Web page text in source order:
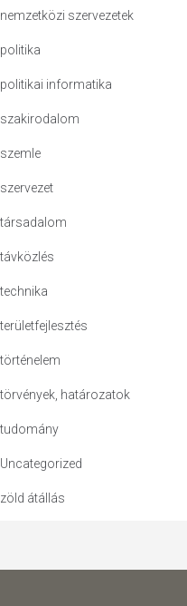
nemzetközi szervezetek
politika
politikai informatika
szakirodalom
szemle
szervezet
társadalom
távközlés
technika
területfejlesztés
történelem
törvények, határozatok
tudomány
Uncategorized
zöld átállás